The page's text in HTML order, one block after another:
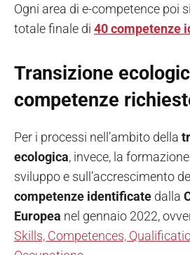
Ogni area di e-competence poi
totale finale di 40 competenze
Transizione
competenze
Per i processi nell’ambito della
ecologica, invece, la
sviluppo e sull’accrescimento
competenze identificate dalla
Europea nel gennaio 2022,
Skills, Competences,